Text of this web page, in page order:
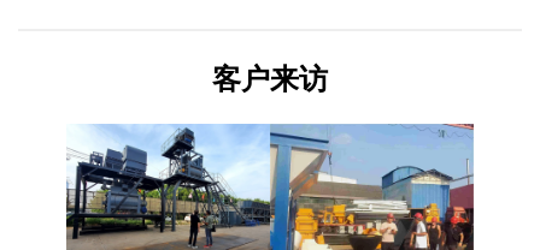
客户来访